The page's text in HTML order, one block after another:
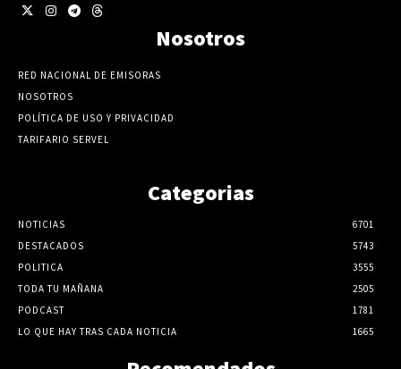
Nosotros
RED NACIONAL DE EMISORAS
NOSOTROS
POLÍTICA DE USO Y PRIVACIDAD
TARIFARIO SERVEL
Categorias
NOTICIAS
6701
DESTACADOS
5743
POLITICA
3555
TODA TU MAÑANA
2505
PODCAST
1781
LO QUE HAY TRAS CADA NOTICIA
1665